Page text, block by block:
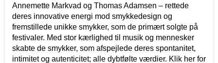
Annemette Markvad og Thomas Adamsen – rettede
deres innovative energi mod smykkedesign og
fremstillede unikke smykker, som de primært solgte på
festivaler. Med stor kærlighed til musik og mennesker
skabte de smykker, som afspejlede deres spontanitet,
intimitet og autenticitet; alle dybtfølte værdier. Klik her for